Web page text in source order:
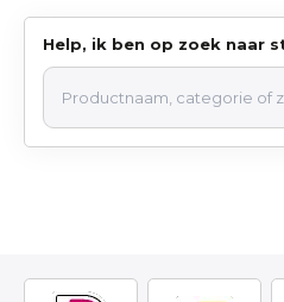
Help, ik ben op zoek naar